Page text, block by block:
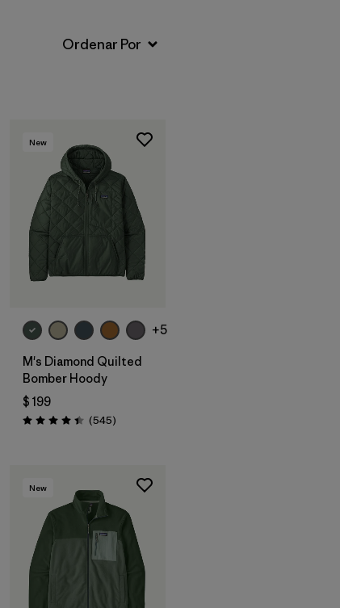
New
+5
M's Diamond Quilted
Bomber Hoody
$ 199
Valoración: 4.4 / 5
(545Comentarios
)
New